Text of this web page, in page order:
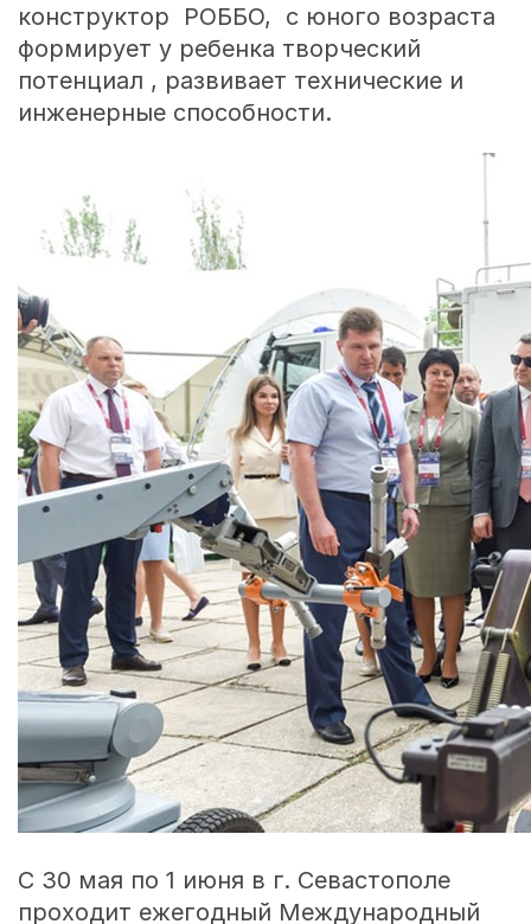
конструктор РОББО, с юного возраста
формирует у ребенка творческий
потенциал , развивает технические и
инженерные способности.
С 30 мая по 1 июня в г. Севастополе
проходит ежегодный Международный